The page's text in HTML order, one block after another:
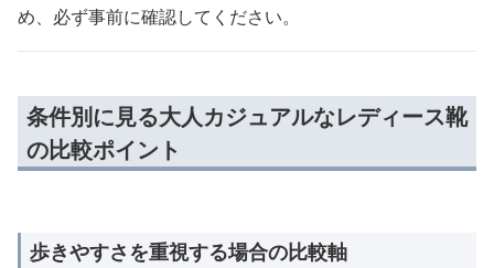
め、必ず事前に確認してください。
条件別に見る大人カジュアルなレディース靴
の比較ポイント
歩きやすさを重視する場合の比較軸